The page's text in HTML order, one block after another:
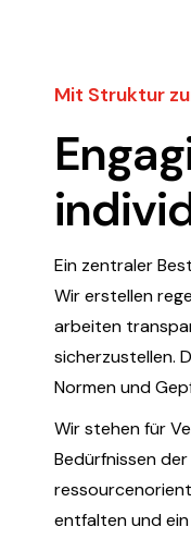
Mit Struktur
Ein zentraler
Wir erstellen
arbeiten
sicherzustellen.
Normen und
Wir stehen für
Bedürfnissen
entfalten und